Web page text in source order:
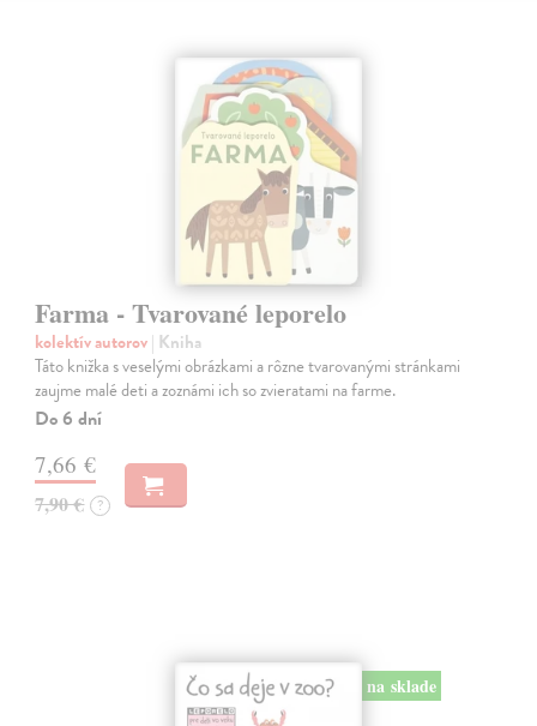
Farma - Tvarované leporelo
kolektív autorov| Kniha
Táto knižka s veselými obrázkami a rôzne tvarovanými stránkami
zaujme malé deti a zoznámi ich so zvieratami na farme.
Do 6 dní
7,66 €
7,90 € ?
na sklade